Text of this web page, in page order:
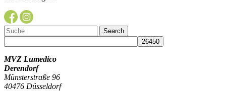
MVZ Lumedico
Derendorf
Münsterstraße 96
40476 Düsseldorf